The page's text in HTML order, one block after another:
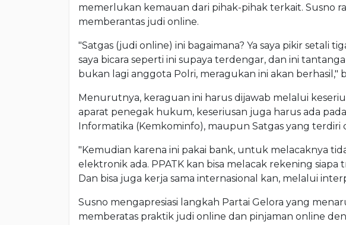
memerlukan kemauan dari pihak-pihak terkait. Susno
memberantas judi online.
"Satgas (judi online) ini bagaimana? Ya saya pikir setali
saya bicara seperti ini supaya terdengar, dan ini
bukan lagi anggota Polri, meragukan ini akan berhasil,"
Menurutnya, keraguan ini harus dijawab melalui
aparat penegak hukum, keseriusan juga harus ada
Informatika (Kemkominfo), maupun Satgas yang terdiri
"Kemudian karena ini pakai bank, untuk melacaknya
elektronik ada. PPATK kan bisa melacak rekening siapa
Dan bisa juga kerja sama internasional kan, melalui
Susno mengapresiasi langkah Partai Gelora yang
memberatas praktik judi online dan pinjaman online